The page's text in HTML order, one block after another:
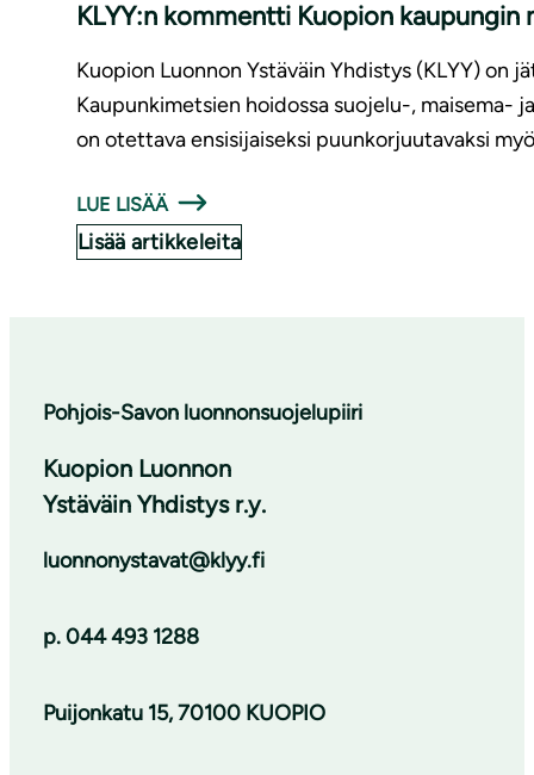
KLYY:n kommentti Kuopion
Kuopion Luonnon Ystäväin Yhdistys (KLYY) on
Kaupunkimetsien hoidossa suojelu-, maisema-
on otettava ensisijaiseksi puunkorjuutavaksi
LUE LISÄÄ
Lisää artikkeleita
Pohjois-Savon luonnonsuojelupiiri
Kuopion Luonnon
Ystäväin Yhdistys r.y.
luonnonystavat@klyy.fi
p. 044 493 1288
Puijonkatu 15, 70100 KUOPIO